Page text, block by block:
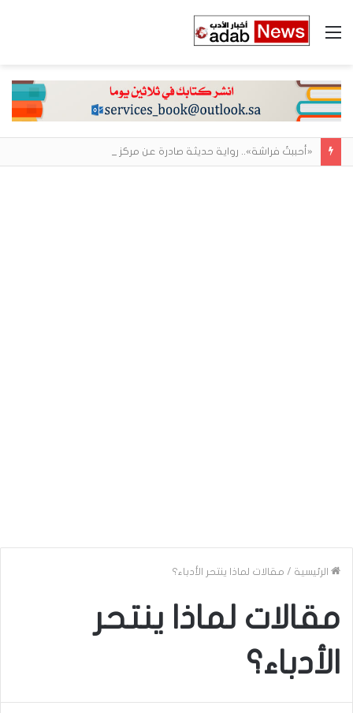
القائمة
الرئيسية / مقالات لماذا ينتحر الأدباء؟
مقالات لماذا ينتحر
الأدباء؟